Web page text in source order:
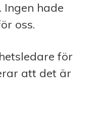
Ingen hade
oss.
för
att det är